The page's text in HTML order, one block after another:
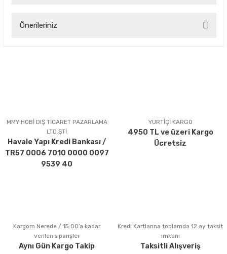
Önerileriniz
Ürün açıklamasında eksik bilgiler bulunuyor.
Ürün bilgilerinde hatalar bulunuyor.
Ürün fiyatı diğer sitelerden daha pahalı.
Bu ürüne benzer farklı alternatifler olmalı.
Gönder
MMY HOBİ DIŞ TİCARET PAZARLAMA
LTD.ŞTİ
Havale Yapı Kredi Bankası /
TR57 0006 7010 0000 0097
9539 40
YURTİÇİ KARGO
4950 TL ve üzeri Kargo
Ücretsiz
Kargom Nerede / 15:00’a kadar
verilen siparişler
Aynı Gün Kargo Takip
Kredi Kartlarına toplamda 12 ay taksit
imkanı
Taksitli Alışveriş